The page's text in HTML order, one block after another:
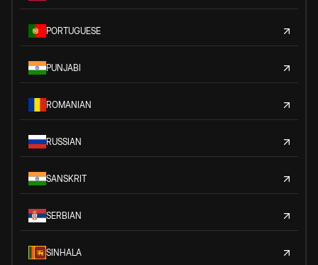
PORTUGUESE
PUNJABI
ROMANIAN
RUSSIAN
SANSKRIT
SERBIAN
SINHALA